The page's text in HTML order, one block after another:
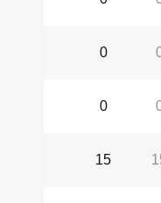
0
0
15